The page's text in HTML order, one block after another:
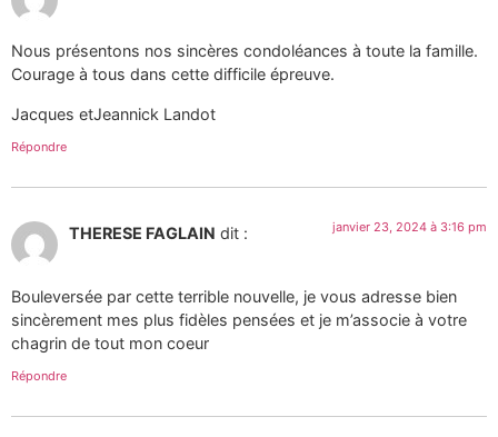
Nous présentons nos sincères condoléances à toute la famille.
Courage à tous dans cette difficile épreuve.
Jacques etJeannick Landot
Répondre
THERESE FAGLAIN dit : janvier 23, 2024 à 3:16 pm
Bouleversée par cette terrible nouvelle, je vous adresse bien
sincèrement mes plus fidèles pensées et je m’associe à votre
chagrin de tout mon coeur
Répondre